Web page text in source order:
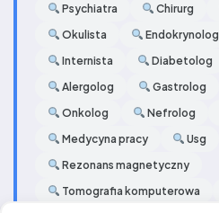
Psychiatra
Chirurg
Okulista
Endokrynolog
Internista
Diabetolog
Alergolog
Gastrolog
Onkolog
Nefrolog
Medycyna pracy
Usg
Rezonans magnetyczny
Tomografia komputerowa